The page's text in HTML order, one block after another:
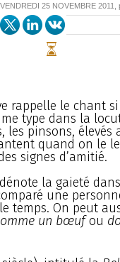
VENDREDI 25 NOVEMBRE 2011
rappelle le chant
type dans la
pinsons, élevés
quand on le
signes d’amitié.
la gaieté
une
temps. On peut
un bœufou